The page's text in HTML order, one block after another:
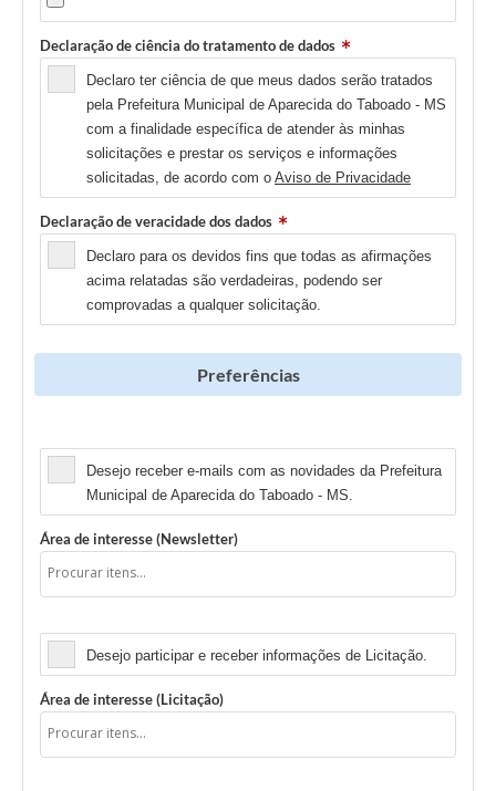
Declaração de ciência do tratamento de dados
Declaro ter ciência de que meus dados serão tratados
pela Prefeitura Municipal de Aparecida do Taboado - MS
com a finalidade específica de atender às minhas
solicitações e prestar os serviços e informações
solicitadas, de acordo com o Aviso de Privacidade
Declaração de veracidade dos dados
Declaro para os devidos fins que todas as afirmações
acima relatadas são verdadeiras, podendo ser
comprovadas a qualquer solicitação.
Preferências
Desejo receber e-mails com as novidades da Prefeitura
Municipal de Aparecida do Taboado - MS.
Área de interesse (Newsletter)
Desejo participar e receber informações de Licitação.
Área de interesse (Licitação)